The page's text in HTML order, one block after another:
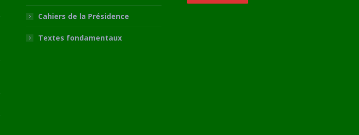
Cahiers de la Présidence
Textes fondamentaux